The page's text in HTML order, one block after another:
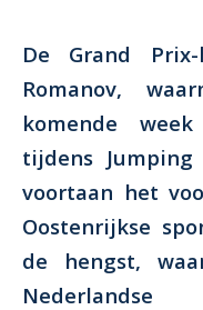
De Grand
Romanov,
komende
tijdens
voortaan het
Oostenrijkse
de hengst,